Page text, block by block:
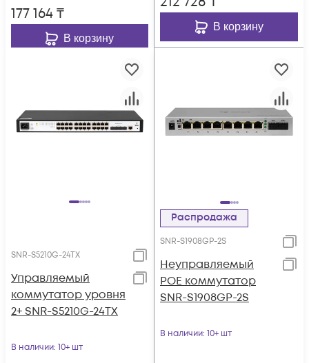
177 164₸
В корзину
В корзину
SNR-S5210G-24TX
Управляемый
коммутатор уровня
2+ SNR-S5210G-24TX
В наличии: 10+ шт
Распродажа
SNR-S1908GP-2S
Неуправляемый
POE коммутатор
SNR-S1908GP-2S
В наличии: 10+ шт